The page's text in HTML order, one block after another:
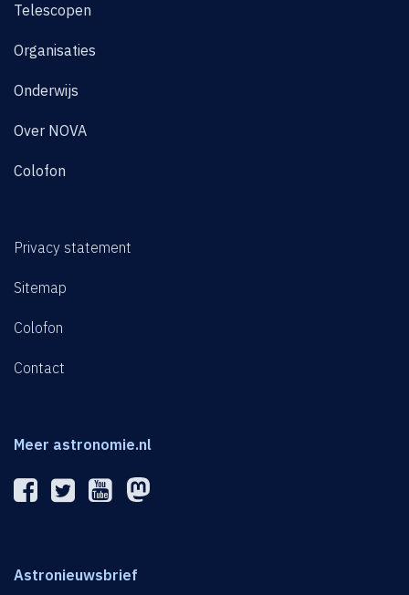
Telescopen
Organisaties
Onderwijs
Over NOVA
Colofon
Privacy statement
Sitemap
Colofon
Contact
Meer astronomie.nl
Astronieuwsbrief